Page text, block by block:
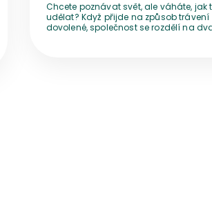
Chcete poznávat svět, ale váháte, jak
udělat? Když přijde na způsob trávení
dovolené, společnost se rozdělí na